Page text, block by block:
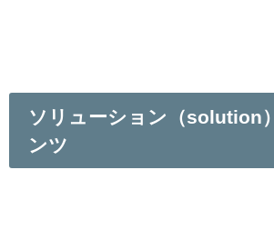
ソリューション（solution）
ンツ